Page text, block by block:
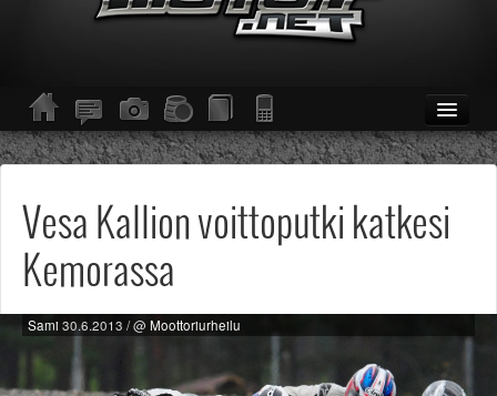
ETUSIVU
Moottoripyörät
Mopot
Enduro/MX
KESKUSTELU
Haku
Säännöt ja ohjeet
KUVAT/VIDEOT
Haku
Vesa Kallion voittoputki katkesi
Kemorassa
Sami 30.6.2013 / @ Moottoriurheilu